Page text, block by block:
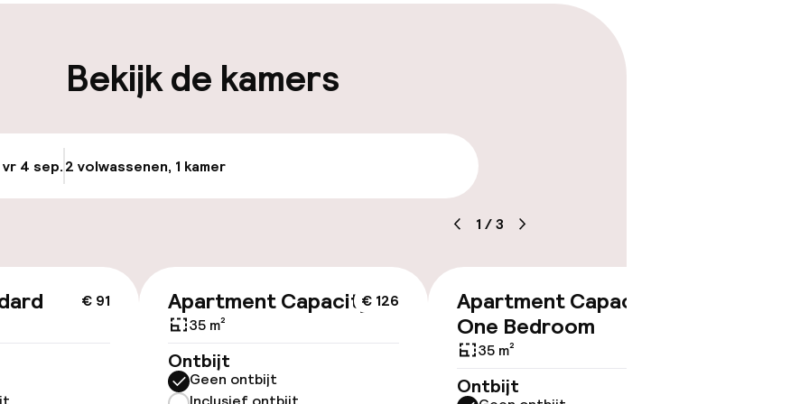
op eigen
Bekijk de kamers
4 sep.2 volwassenen, 1 kamer
1 /3
€ 91 € 126
Apartment Capacity 4
35 m²
Ontbijt
Geen ontbijt
Apartment Capacity 5
One Bedroom
35 m²
Ontbijt